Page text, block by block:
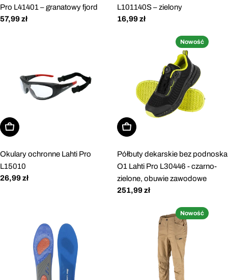
Pro L41401 – granatowy fjord
Cena
57,99 zł
L101140S – zielony
Cena
16,99 zł
Dodaj do koszyka
Okulary ochronne Lahti Pro
L15010
Cena
26,99 zł
Nowość
Wybierz opcje
Półbuty dekarskie bez podnoska
O1 Lahti Pro L30446 - czarno-
zielone, obuwie zawodowe
Cena
251,99 zł
Nowość